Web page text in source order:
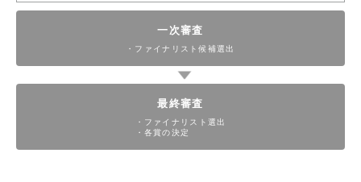
一次審査
・ファイナリスト候補選出
最終審査
・ファイナリスト選出
・各賞の決定